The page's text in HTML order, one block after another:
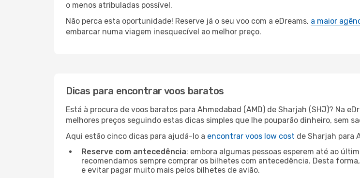
o menos atribuladas possível.
Não perca esta oportunidade! Reserve já o seu voo com a eDreams, a maior
embarcar numa viagem inesquecível ao melhor preço.
Dicas para encontrar voos baratos
Está à procura de voos baratos para Ahmedabad (AMD) de Sharjah (SHJ)? Na
melhores preços seguindo estas dicas simples que lhe pouparão dinheiro, sem
Aqui estão cinco dicas para ajudá-lo a encontrar voos low cost de Sharjah para
Reserve com antecedência: embora algumas pessoas esperem até ao
recomendamos sempre comprar os bilhetes com antecedência. Desta
e evitar pagar muito mais pelos bilhetes de avião.